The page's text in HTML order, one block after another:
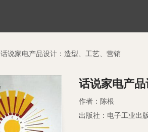
话说家电产品设计：造型、工艺、营销
话说家电产
作者：陈根
出版社：电子工业出